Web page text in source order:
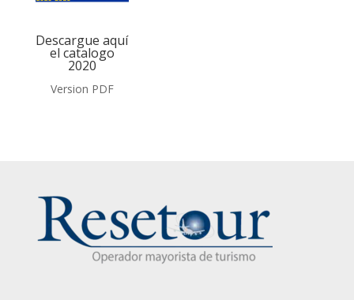
Descargue aquí
el catalogo
2020
Version PDF